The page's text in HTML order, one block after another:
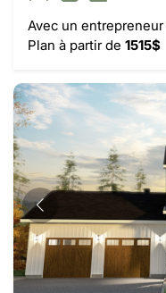
Avec un entrepreneur
Plan à partir de 1515$